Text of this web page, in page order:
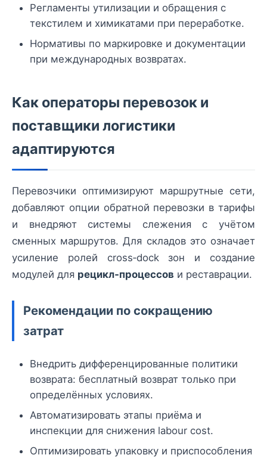
Регламенты утилизации и обращения с
текстилем и химикатами при переработке.
Нормативы по маркировке и документации
при международных возвратах.
Как операторы перевозок и
поставщики логистики
адаптируются
Перевозчики оптимизируют маршрутные сети,
добавляют опции обратной перевозки в тарифы
и внедряют системы слежения с учётом
сменных маршрутов. Для складов это означает
усиление ролей cross‑dock зон и создание
модулей для рецикл‑процессов и реставрации.
Рекомендации по сокращению
затрат
Внедрить дифференцированные политики
возврата: бесплатный возврат только при
определённых условиях.
Автоматизировать этапы приёма и
инспекции для снижения labour cost.
Оптимизировать упаковку и приспособления